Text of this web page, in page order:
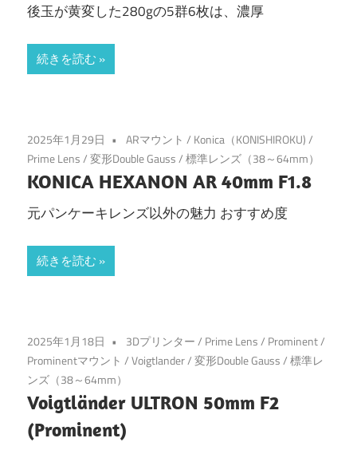
後玉が黄変した280gの5群6枚は、濃厚
続きを読む
2025年1月29日 ARマウント / Konica（KONISHIROKU)/
Prime Lens/変形Double Gauss/標準レンズ（38～64mm）
KONICA HEXANON AR 40mm F1.8
元パンケーキレンズ以外の魅力 おすすめ度
続きを読む
2025年1月18日 3Dプリンター/ Prime Lens/ Prominent/
Prominentマウント /Voigtlander/変形Double Gauss/標準レ
ンズ（38～64mm）
Voigtländer ULTRON 50mm F2
(Prominent)